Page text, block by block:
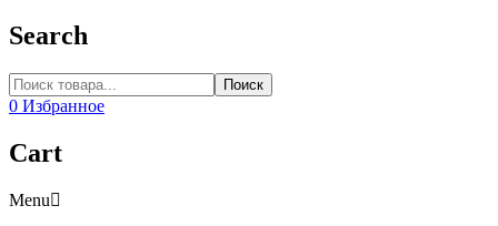
Search
Поиск
0 Избранное
Cart
Menu